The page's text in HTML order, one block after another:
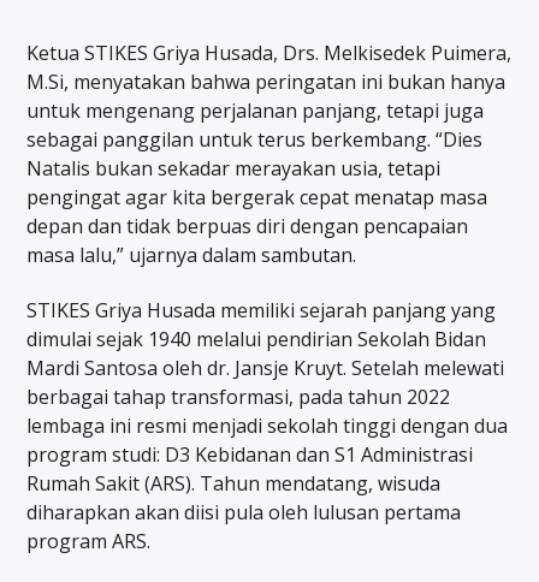
Ketua STIKES Griya Husada, Drs. Melkisedek Puimera,
M.Si, menyatakan bahwa peringatan ini bukan hanya
untuk mengenang perjalanan panjang, tetapi juga
sebagai panggilan untuk terus berkembang. “Dies
Natalis bukan sekadar merayakan usia, tetapi
pengingat agar kita bergerak cepat menatap masa
depan dan tidak berpuas diri dengan pencapaian
masa lalu,” ujarnya dalam sambutan.
STIKES Griya Husada memiliki sejarah panjang yang
dimulai sejak 1940 melalui pendirian Sekolah Bidan
Mardi Santosa oleh dr. Jansje Kruyt. Setelah melewati
berbagai tahap transformasi, pada tahun 2022
lembaga ini resmi menjadi sekolah tinggi dengan dua
program studi: D3 Kebidanan dan S1 Administrasi
Rumah Sakit (ARS). Tahun mendatang, wisuda
diharapkan akan diisi pula oleh lulusan pertama
program ARS.